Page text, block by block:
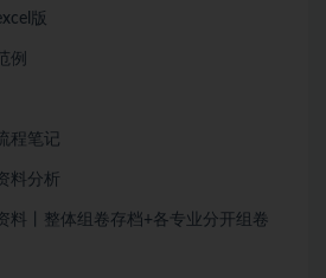
版
例
程笔记
料分析
料丨整体组卷存档+各专业分开组卷